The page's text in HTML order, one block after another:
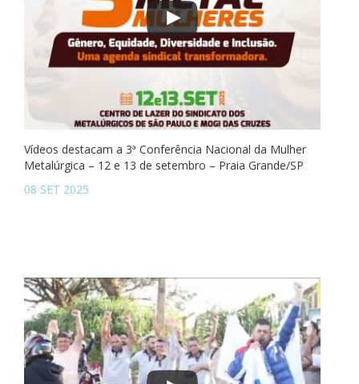
Vídeos destacam a 3ª Conferência Nacional da Mulher
Metalúrgica – 12 e 13 de setembro – Praia Grande/SP
08 SET 2025